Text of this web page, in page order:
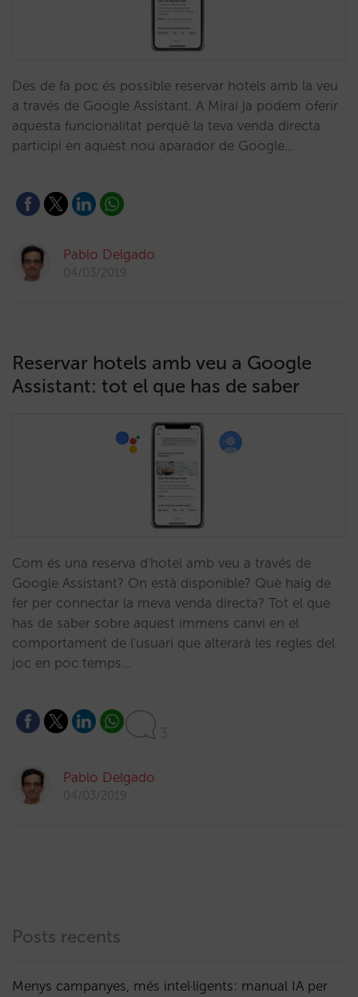
Des de fa poc és possible reservar hotels amb la veu
a través de Google Assistant. A Mirai ja podem oferir
aquesta funcionalitat perquè la teva venda directa
participi en aquest nou aparador de Google…
Pablo Delgado
04/03/2019
Reservar hotels amb veu a Google
Assistant: tot el que has de saber
Com és una reserva d'hotel amb veu a través de
Google Assistant? On està disponible? Què haig de
fer per connectar la meva venda directa? Tot el que
has de saber sobre aquest immens canvi en el
comportament de l'usuari que alterarà les regles del
joc en poc temps…
3
Pablo Delgado
04/03/2019
Posts recents
Menys campanyes, més intel·ligents: manual IA per